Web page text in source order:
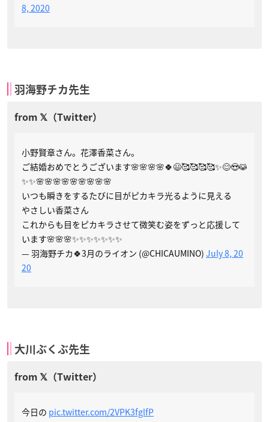
8, 2020
羽海野チカ先生
小野賢章さん。花澤香菜さん。
ご結婚おめでとうございます🌸🌸🌸🌸🍀😃🥰🥰🥰🥰✨😊😍😹
✨✨🌸🌸🌸🌸🌸🌸🌸🌸🌸
いつも瞬きをするたびに目がピカキラ光るように見える
やさしい香菜さん
これからも目をピカキラさせて微笑む姿をずっと応援して
います🌸🌸🌸✨✨✨✨✨✨✨
— 羽海野チカ🍀3月のライオン (@CHICAUMINO) July 8, 20
20
大川ぶくぶ先生
今日の pic.twitter.com/2VPK3fglfP